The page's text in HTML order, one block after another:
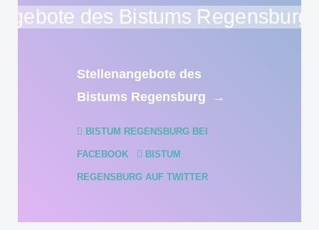
Stellenangebote des
Bistums Regensburg
→
BISTUM REGENSBURG BEI
FACEBOOK BISTUM
REGENSBURG AUF TWITTER